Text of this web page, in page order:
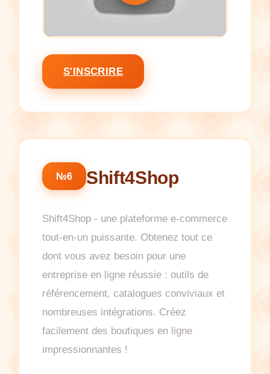
S'INSCRIRE
№6 Shift4Shop
Shift4Shop - une plateforme e-commerce
tout-en-un puissante. Obtenez tout ce
dont vous avez besoin pour une
entreprise en ligne réussie : outils de
référencement, catalogues conviviaux et
nombreuses intégrations. Créez
facilement des boutiques en ligne
impressionnantes !